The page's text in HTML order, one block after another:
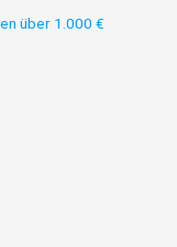
über 1.000 €